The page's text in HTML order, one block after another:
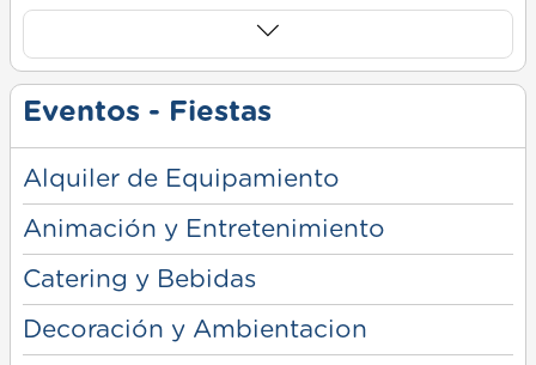
Eventos - Fiestas
Alquiler de Equipamiento
Animación y Entretenimiento
Catering y Bebidas
Decoración y Ambientacion